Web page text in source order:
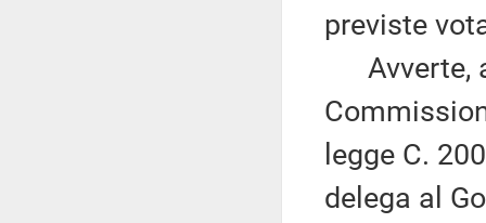
previste
Avverte,
legge C.
delega al